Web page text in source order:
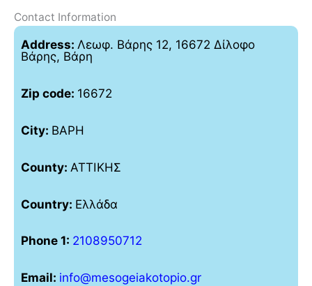
Contact Information
Address: Λεωφ. Βάρης 12, 16672 Δίλοφο
Βάρης, Βάρη
Zip code: 16672
City: ΒΑΡΗ
County: ΑΤΤΙΚΗΣ
Country: Ελλάδα
Phone 1: 2108950712
Email: info@mesogeiakotopio.gr